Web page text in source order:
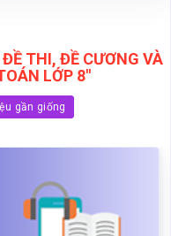
THI, ĐỀ CƯƠNG VÀ
LỚP 8"
gần giống